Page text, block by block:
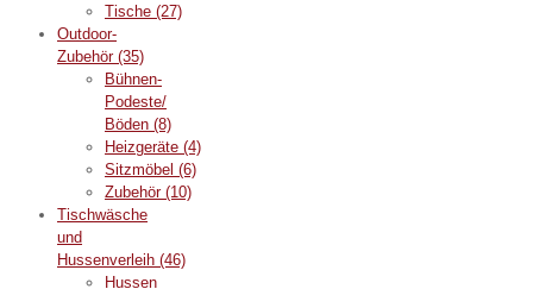
Tische (27)
Outdoor-
Zubehör (35)
Bühnen-
Podeste/
Böden (8)
Heizgeräte (4)
Sitzmöbel (6)
Zubehör (10)
Tischwäsche
und
Hussenverleih (46)
Hussen